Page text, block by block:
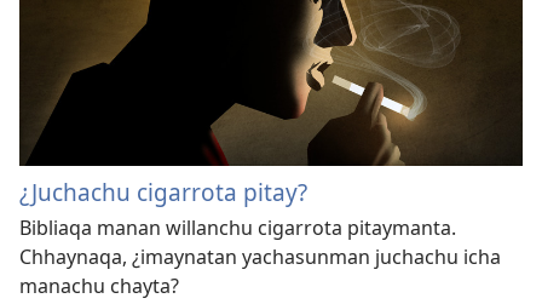
¿Juchachu cigarrota pitay?
Bibliaqa manan willanchu cigarrota pitaymanta.
Chhaynaqa, ¿imaynatan yachasunman juchachu icha
manachu chayta?